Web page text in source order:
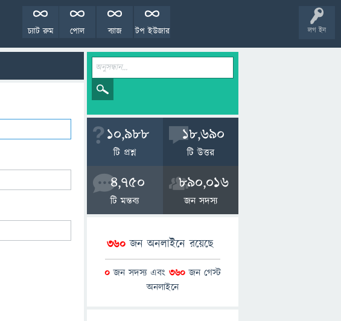
লগ ইন
টপ ইউজার
ব্যাজ
পোল
চ্যাট রুম
10,988
টি প্রশ্ন
18,690
টি উত্তর
4,750
টি মন্তব্য
890,016
জন সদস্য
360 জন অনলাইনে রয়েছে
0 জন সদস্য এবং 360 জন গেস্ট
অনলাইনে